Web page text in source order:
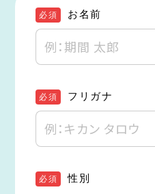
必須 お名前
必須 フリガナ
必須 性別